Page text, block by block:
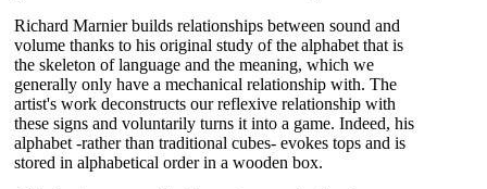
Richard Marnier builds relationships between sound and
volume thanks to his original study of the alphabet that is
the skeleton of language and the meaning, which we
generally only have a mechanical relationship with. The
artist's work deconstructs our reflexive relationship with
these signs and voluntarily turns it into a game. Indeed, his
alphabet -rather than traditional cubes- evokes tops and is
stored in alphabetical order in a wooden box.